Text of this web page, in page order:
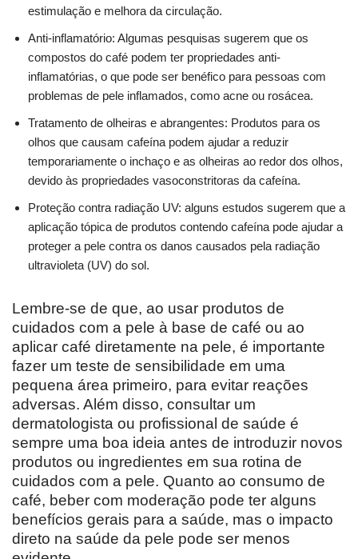
estimulação e melhora da circulação.
Anti-inflamatório: Algumas pesquisas sugerem que os
compostos do café podem ter propriedades anti-
inflamatórias, o que pode ser benéfico para pessoas com
problemas de pele inflamados, como acne ou rosácea.
Tratamento de olheiras e abrangentes: Produtos para os
olhos que causam cafeína podem ajudar a reduzir
temporariamente o inchaço e as olheiras ao redor dos olhos,
devido às propriedades vasoconstritoras da cafeína.
Proteção contra radiação UV: alguns estudos sugerem que a
aplicação tópica de produtos contendo cafeína pode ajudar a
proteger a pele contra os danos causados ​​pela radiação
ultravioleta (UV) do sol.
Lembre-se de que, ao usar produtos de
cuidados com a pele à base de café ou ao
aplicar café diretamente na pele, é importante
fazer um teste de sensibilidade em uma
pequena área primeiro, para evitar reações
adversas. Além disso, consultar um
dermatologista ou profissional de saúde é
sempre uma boa ideia antes de introduzir novos
produtos ou ingredientes em sua rotina de
cuidados com a pele. Quanto ao consumo de
café, beber com moderação pode ter alguns
benefícios gerais para a saúde, mas o impacto
direto na saúde da pele pode ser menos